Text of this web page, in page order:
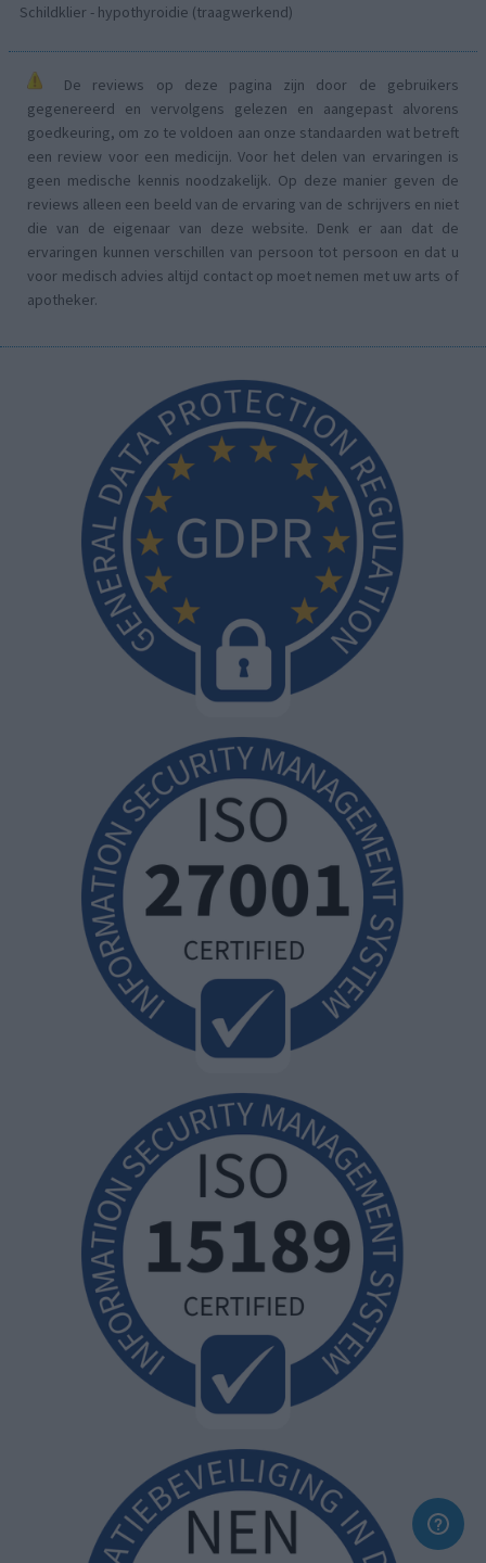
Schildklier - hypothyroidie (traagwerkend)
De reviews op deze pagina zijn door de gebruikers
gegenereerd en vervolgens gelezen en aangepast alvorens
goedkeuring, om zo te voldoen aan onze standaarden wat betreft
een review voor een medicijn. Voor het delen van ervaringen is
geen medische kennis noodzakelijk. Op deze manier geven de
reviews alleen een beeld van de ervaring van de schrijvers en niet
die van de eigenaar van deze website. Denk er aan dat de
ervaringen kunnen verschillen van persoon tot persoon en dat u
voor medisch advies altijd contact op moet nemen met uw arts of
apotheker.